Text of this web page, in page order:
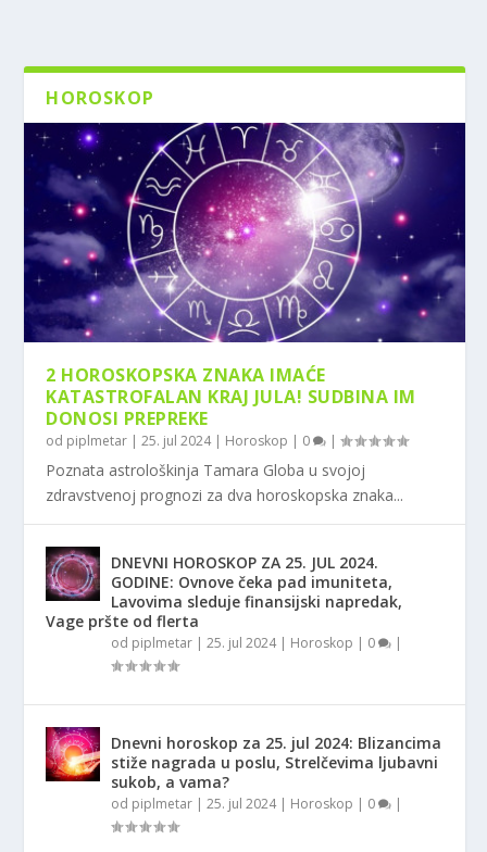
HOROSKOP
2 HOROSKOPSKA ZNAKA IMAĆE
KATASTROFALAN KRAJ JULA! SUDBINA IM
DONOSI PREPREKE
od piplmetar |25. jul 2024| Horoskop | 0 |
Poznata astrološkinja Tamara Globa u svojoj
zdravstvenoj prognozi za dva horoskopska znaka...
DNEVNI HOROSKOP ZA 25. JUL 2024.
GODINE: Ovnove čeka pad imuniteta,
Lavovima sleduje finansijski napredak,
Vage pršte od flerta
od piplmetar |25. jul 2024| Horoskop | 0 |
Dnevni horoskop za 25. jul 2024: Blizancima
stiže nagrada u poslu, Strelčevima ljubavni
sukob, a vama?
od piplmetar |25. jul 2024| Horoskop | 0 |